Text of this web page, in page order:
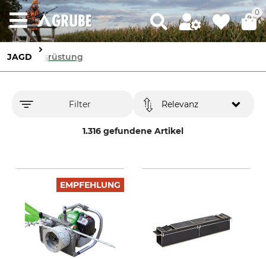
0
JAGD Ausrüstung
Filter
1.316 gefundene Artikel
Relevanz
EMPFEHLUNG